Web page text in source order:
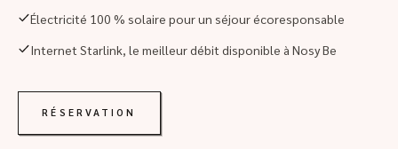
Électricité 100 % solaire pour un séjour écoresponsable
Internet Starlink, le meilleur débit disponible à Nosy Be
RÉSERVATION